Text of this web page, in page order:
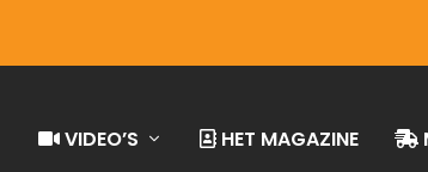
VIDEO’S HET MAGAZINE